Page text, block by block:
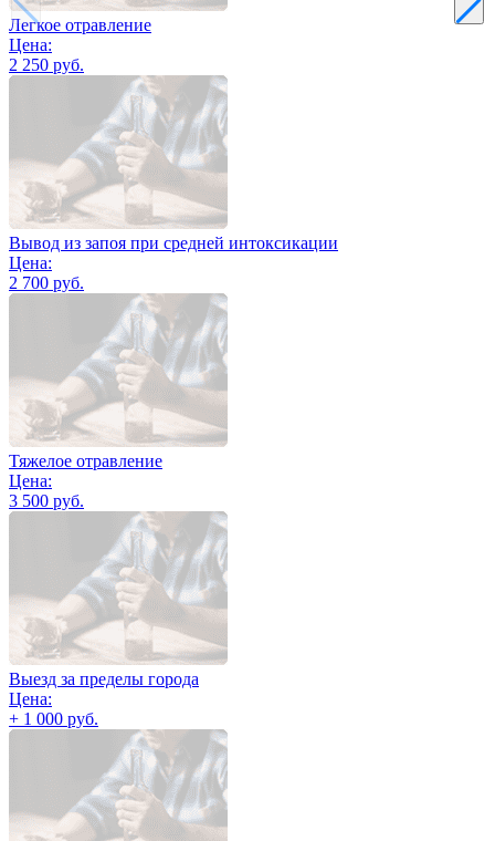
Легкое отравление
Цена:
2 250 руб.
Вывод из запоя при средней интоксикации
Цена:
2 700 руб.
Тяжелое отравление
Цена:
3 500 руб.
Выезд за пределы города
Цена:
+ 1 000 руб.